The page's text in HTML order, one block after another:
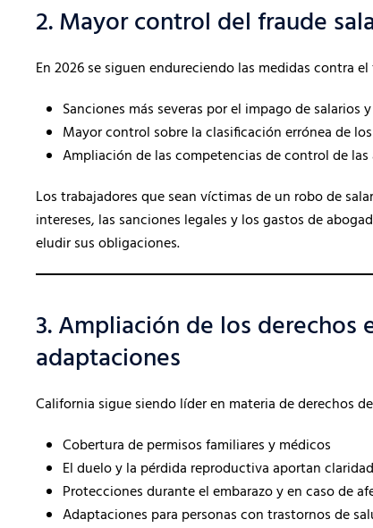
2. Mayor control del fraude
En 2026 se siguen endureciendo las medidas contra
Sanciones más severas por el impago de
Mayor control sobre la clasificación errónea de
Ampliación de las competencias de control de
Los trabajadores que sean víctimas de un robo de
intereses, las sanciones legales y los gastos de
eludir sus obligaciones.
3. Ampliación de los derechos
adaptaciones
California sigue siendo líder en materia de derechos
Cobertura de permisos familiares y médicos
El duelo y la pérdida reproductiva aportan claridad
Protecciones durante el embarazo y en caso de
Adaptaciones para personas con trastornos de